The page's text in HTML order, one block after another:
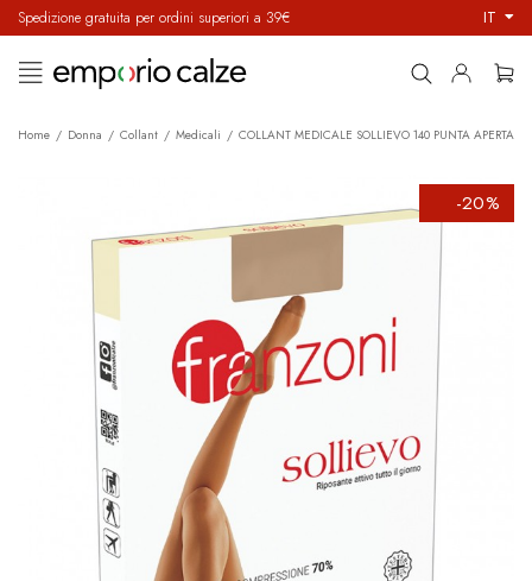
Spedizione gratuita per ordini superiori a 39€ IT
navigazione
Toggle
☰
Home Donna Collant Medicali COLLANT MEDICALE SOLLIEVO 140 PUNTA APERTA
-20%